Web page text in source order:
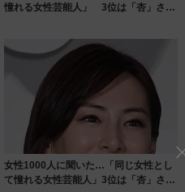
憧れる女性芸能人」 3位は「杏」さ
女性1000人に聞いた…「同じ女性とし
て憧れる女性芸能人」3位は「杏」さん